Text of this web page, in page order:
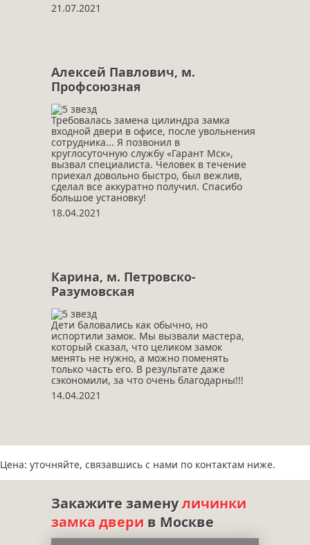
21.07.2021
Алексей Павлович, м.
Профсоюзная
Требовалась замена цилиндра замка
входной двери в офисе, после увольнения
сотрудника... Я позвонил в
круглосуточную службу «Гарант Мск»,
вызвал специалиста. Человек в течение
приехал довольно быстро, был вежлив,
сделал все аккуратно получил. Спасибо
большое установку!
18.04.2021
Карина, м. Петровско-
Разумовская
Дети баловались как обычно, но
испортили замок. Мы вызвали мастера,
который сказал, что целиком замок
менять не нужно, а можно поменять
только часть его. В результате даже
сэкономили, за что очень благодарны!!!
14.04.2021
Цена: уточняйте, связавшись с нами по контактам ниже.
Закажите заменуличинки
замка двери в Москве